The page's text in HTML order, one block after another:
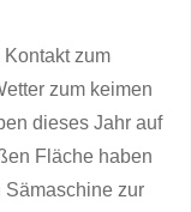
zum
zum keimen
dieses Jahr auf
Fläche haben
zur